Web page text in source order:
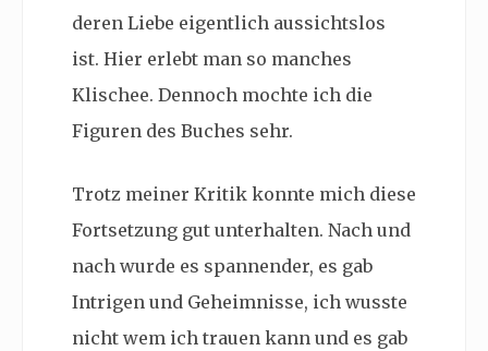
deren Liebe eigentlich aussichtslos
ist. Hier erlebt man so manches
Klischee. Dennoch mochte ich die
Figuren des Buches sehr.
Trotz meiner Kritik konnte mich diese
Fortsetzung gut unterhalten. Nach und
nach wurde es spannender, es gab
Intrigen und Geheimnisse, ich wusste
nicht wem ich trauen kann und es gab